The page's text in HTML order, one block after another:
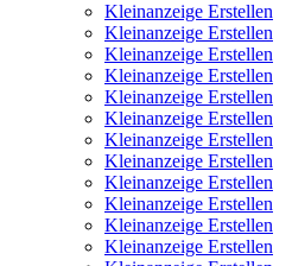
Kleinanzeige Erstellen
Kleinanzeige Erstellen
Kleinanzeige Erstellen
Kleinanzeige Erstellen
Kleinanzeige Erstellen
Kleinanzeige Erstellen
Kleinanzeige Erstellen
Kleinanzeige Erstellen
Kleinanzeige Erstellen
Kleinanzeige Erstellen
Kleinanzeige Erstellen
Kleinanzeige Erstellen